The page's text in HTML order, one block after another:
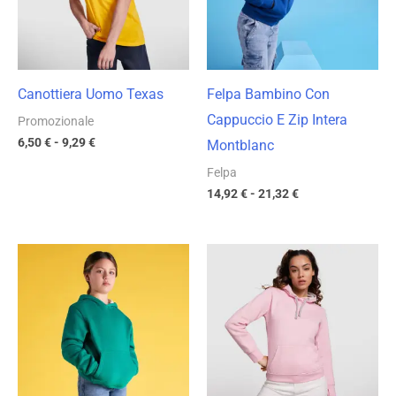
Canottiera Uomo Texas
Promozionale
6,50€- 9,29€
Felpa Bambino Con
Cappuccio E Zip Intera
Montblanc
Felpa
14,92€- 21,32€
Fascia
di
prezzo:
da
12,87 €
18,39 €
Fascia
di
prezzo:
da
14,08 €
20,12 €